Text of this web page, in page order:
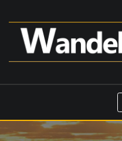
naar
inhoud